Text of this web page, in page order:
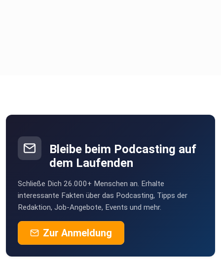
Bleibe beim Podcasting auf
dem Laufenden
Schließe Dich 26.000+ Menschen an. Erhalte
interessante Fakten über das Podcasting, Tipps der
Redaktion, Job-Angebote, Events und mehr.
Zur Anmeldung